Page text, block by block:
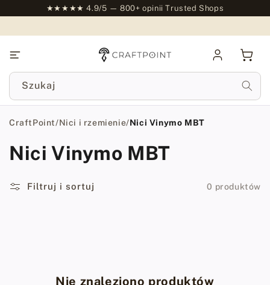
★★★★★ 4.9/5 — 800+ opinii Trusted Shops
się
Szukaj
CraftPoint/Nici i rzemienie/Nici Vinymo MBT
Nici Vinymo MBT
Filtruj i sortuj 0 produktów
Nie znaleziono produktów